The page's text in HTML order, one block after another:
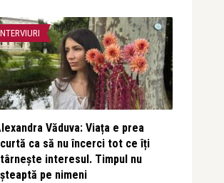
Văduva: Viața e prea
ca să nu încerci tot ce îți
interesul. Timpul nu
pe nimeni